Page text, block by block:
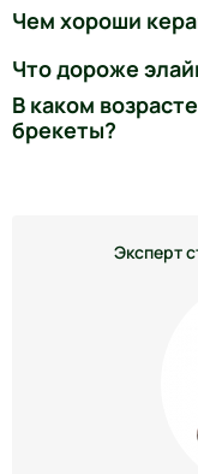
Чем хороши
Что дороже
В каком
брекеты?
Эксперт